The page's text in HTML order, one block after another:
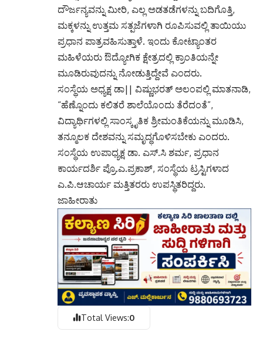
ದೌರ್ಜನ್ಯವನ್ನು ಮೀರಿ, ಎಲ್ಲ ಅಡತಡೆಗಳನ್ನು ಬದಿಗೊತ್ತಿ,
ಮಕ್ಕಳನ್ನು ಉತ್ತಮ ಸತ್ಪಜೆಗಳಾಗಿ ರೂಪಿಸುವಲ್ಲಿ ತಾಯಿಯು
ಪ್ರಧಾನ ಪಾತ್ರವಹಿಸುತ್ತಾಳೆ. ಇಂದು ಕೋಟ್ಯಾಂತರ
ಮಹಿಳೆಯರು ಔದ್ಯೋಗಿಕ ಕ್ಷೇತ್ರದಲ್ಲಿ ಕ್ರಾಂತಿಯನ್ನೇ
ಮೂಡಿರುವುದನ್ನು ನೋಡುತ್ತಿದ್ದೇವೆ ಎಂದರು.
ಸಂಸ್ಥೆಯ ಅಧ್ಯಕ್ಷ ಡಾ|| ವಿಷ್ಣುಭರತ್ ಅಲಂಪಲ್ಲಿ ಮಾತನಾಡಿ,
“ಹೆಣ್ನೊಂದು ಕಲಿತರೆ ಶಾಲೆಯೊಂದು ತೆರೆದಂತೆ”,
ವಿದ್ಯಾರ್ಥಿಗಳಲ್ಲಿ ಸಾಂಸ್ಕೃತಿಕ ಶ್ರೀಮಂತಿಕೆಯನ್ನು ಮೂಡಿಸಿ,
ತನ್ಮೂಲಕ ದೇಶವನ್ನು ಸಮೃದ್ಧಗೊಳಿಸಬೇಕು ಎಂದರು.
ಸಂಸ್ಥೆಯ ಉಪಾಧ್ಯಕ್ಷ ಡಾ. ಎಸ್.ಸಿ ಶರ್ಮ, ಪ್ರಧಾನ
ಕಾರ್ಯದರ್ಶಿ ಪ್ರೊ.ಎ.ಪ್ರಕಾಶ್, ಸಂಸ್ಥೆಯ ಟ್ರಸ್ಟಿಗಳಾದ
ಎ.ಪಿ.ಆಚಾರ್ಯ ಮತ್ತಿತರರು ಉಪಸ್ಥಿತರಿದ್ದರು.
ಜಾಹೀರಾತು
Total Views:0